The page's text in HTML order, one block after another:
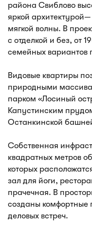
района Свиблово
яркой
мягкой волны. В
с отделкой и без, от
семейных вариантов
Видовые квартиры
природными
парком «Лосиный
Капустинским
Останкинской
Собственная
квадратных метров
которых
зал для йоги,
прачечная. В
созданы комфортные
деловых встреч.